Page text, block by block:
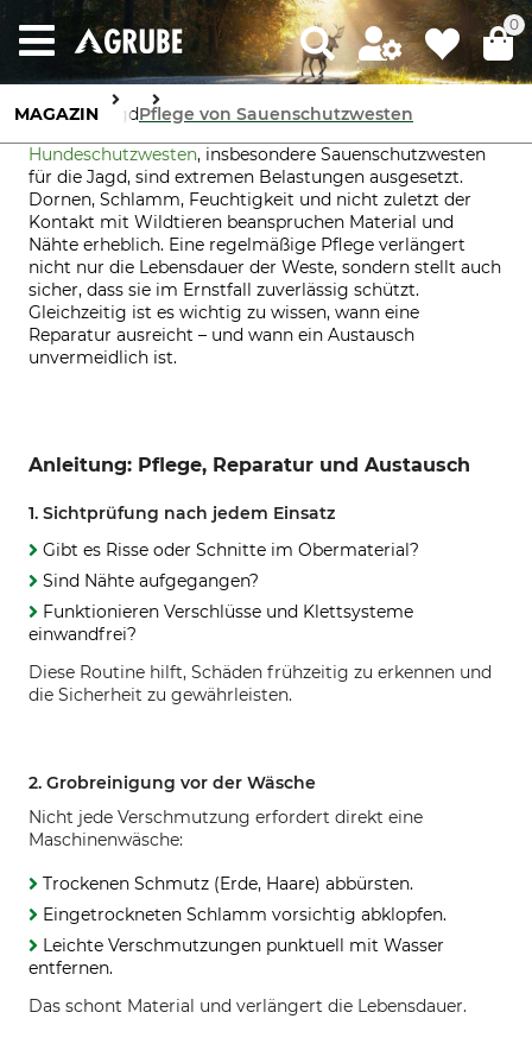
0
MAGAZIN JagdPflege von Sauenschutzwesten
Hundeschutzwesten, insbesondere Sauenschutzwesten
für die Jagd, sind extremen Belastungen ausgesetzt.
Dornen, Schlamm, Feuchtigkeit und nicht zuletzt der
Kontakt mit Wildtieren beanspruchen Material und
Nähte erheblich. Eine regelmäßige Pflege verlängert
nicht nur die Lebensdauer der Weste, sondern stellt auch
sicher, dass sie im Ernstfall zuverlässig schützt.
Gleichzeitig ist es wichtig zu wissen, wann eine
Reparatur ausreicht – und wann ein Austausch
unvermeidlich ist.
Anleitung: Pflege, Reparatur und Austausch
1. Sichtprüfung nach jedem Einsatz
Gibt es Risse oder Schnitte im Obermaterial?
Sind Nähte aufgegangen?
Funktionieren Verschlüsse und Klettsysteme
einwandfrei?
Diese Routine hilft, Schäden frühzeitig zu erkennen und
die Sicherheit zu gewährleisten.
2. Grobreinigung vor der Wäsche
Nicht jede Verschmutzung erfordert direkt eine
Maschinenwäsche:
Trockenen Schmutz (Erde, Haare) abbürsten.
Eingetrockneten Schlamm vorsichtig abklopfen.
Leichte Verschmutzungen punktuell mit Wasser
entfernen.
Das schont Material und verlängert die Lebensdauer.